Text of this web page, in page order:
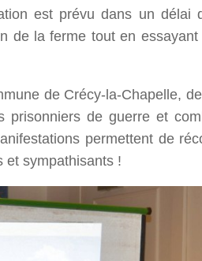
est prévu dans un délai
de la ferme tout en
de Crécy-la-Chapelle,
prisonniers de guerre et
permettent de
et sympathisants !